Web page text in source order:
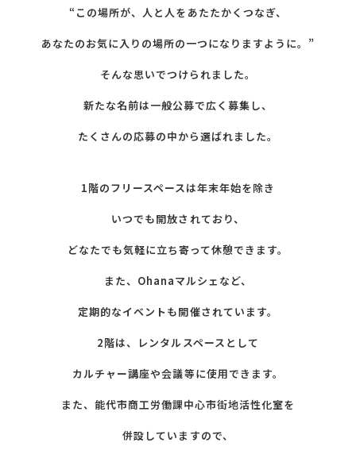
“この場所が、人と人をあたたかくつなぎ、
あなたのお気に入りの場所の一つになりますように。”
そんな思いでつけられました。
新たな名前は一般公募で広く募集し、
たくさんの応募の中から選ばれました。
1階のフリースペースは年末年始を除き
いつでも開放されており、
どなたでも気軽に立ち寄って休憩できます。
また、Ohanaマルシェなど、
定期的なイベントも開催されています。
2階は、レンタルスペースとして
カルチャー講座や会議等に使用できます。
また、能代市商工労働課中心市街地活性化室を
併設していますので、